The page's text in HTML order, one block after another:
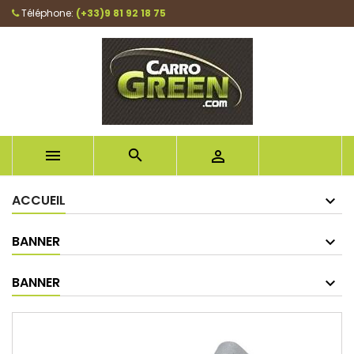
Téléphone: (+33)9 81 92 18 75
  
ACCUEIL
BANNER
BANNER